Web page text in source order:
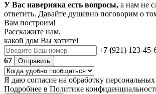
У Вас наверняка есть вопросы, а нам не
ответить. Давайте душевно поговорим о
Вам построим!
Расскажите нам,
какой дом Вы хотите!
+7 (921) 123-45-
67
Отправить
Я даю согласие на обработку
Подробнее в Политике